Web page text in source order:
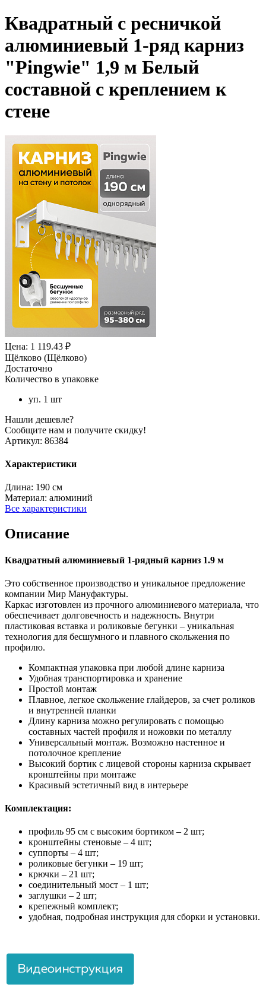
Квадратный с ресничкой
алюминиевый 1-ряд карниз
"Pingwie" 1,9 м Белый
составной с креплением к
стене
Цена: 1 119.43 ₽
Щёлково (Щёлково)
Достаточно
Количество в упаковке
уп. 1 шт
Нашли дешевле?
Сообщите нам и получите скидку!
Артикул: 86384
Характеристики
Длина: 190 см
Материал: алюминий
Все характеристики
Описание
Квадратный алюминиевый 1-рядный карниз 1.9 м
Это собственное производство и уникальное предложение
компании Мир Мануфактуры.
Каркас изготовлен из прочного алюминиевого материала, что
обеспечивает долговечность и надежность. Внутри
пластиковая вставка и роликовые бегунки – уникальная
технология для бесшумного и плавного скольжения по
профилю.
Компактная упаковка при любой длине карниза
Удобная транспортировка и хранение
Простой монтаж
Плавное, легкое скольжение глайдеров, за счет роликов
и внутренней планки
Длину карниза можно регулировать с помощью
составных частей профиля и ножовки по металлу
Универсальный монтаж. Возможно настенное и
потолочное крепление
Высокий бортик с лицевой стороны карниза скрывает
кронштейны при монтаже
Красивый эстетичный вид в интерьере
Комплектация:
профиль 95 см с высоким бортиком – 2 шт;
кронштейны стеновые – 4 шт;
суппорты – 4 шт;
роликовые бегунки – 19 шт;
крючки – 21 шт;
соединительный мост – 1 шт;
заглушки – 2 шт;
крепежный комплект;
удобная, подробная инструкция для сборки и установки.